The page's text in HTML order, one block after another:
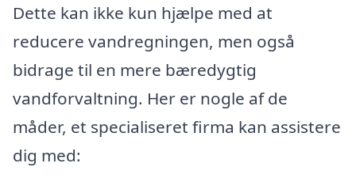
Dette kan ikke kun hjælpe med at
reducere vandregningen, men også
bidrage til en mere bæredygtig
vandforvaltning. Her er nogle af de
måder, et specialiseret firma kan assistere
dig med: